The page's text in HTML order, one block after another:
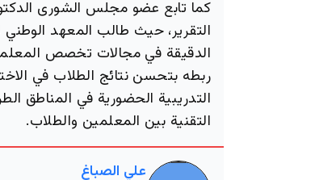
كما تابع عضو مجلس الشورى
التقرير، حيث طالب المعهد الوطني
الدقيقة في مجالات تخصص
ربطه بتحسن نتائج الطلاب في
التدريبية الحضورية في المناطق
التقنية بين المعلمين والطلاب.
علي الصباغ